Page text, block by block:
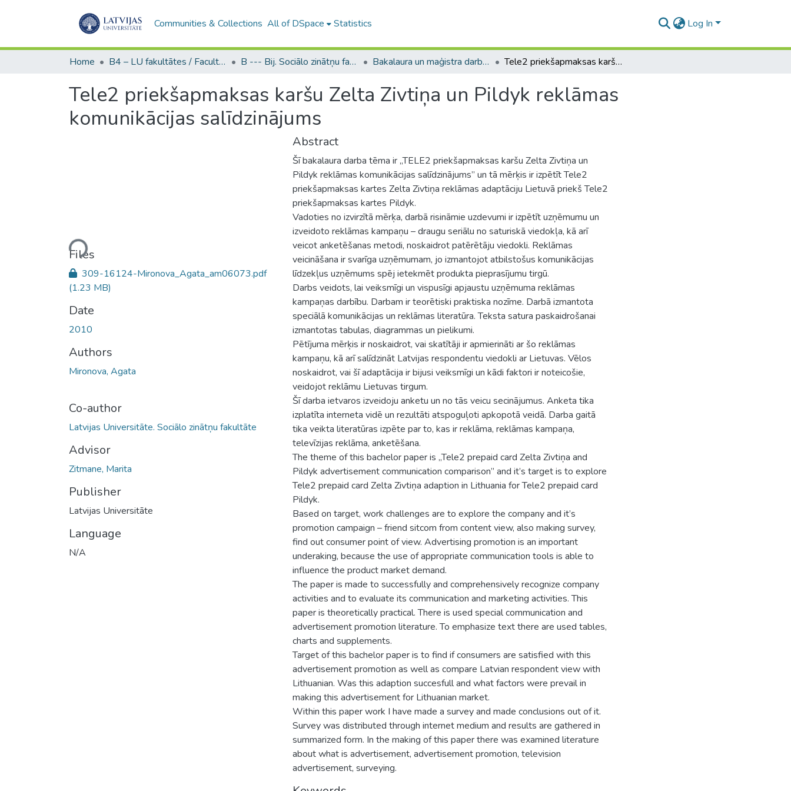
Communities & Collections All of DSpace Statistics Log In
Home B4 – LU fakultātes / Faculties of the UL B --- Bij. Sociālo zinātņu fakultātes noslēguma darbi / Faculty of Social Sciences - Graduate works Bakalaura un maģistra darbi (SZF) / Bachelor's and Master's theses Tele2 priekšapmaksas karšu Zelta Zivtiņa un Pildyk reklāmas komunikācijas salīdzinājums
Tele2 priekšapmaksas karšu Zelta Zivtiņa un Pildyk reklāmas
komunikācijas salīdzinājums
Loading...
Files
309-16124-Mironova_Agata_am06073.pdf
(1.23 MB)
Date
2010
Authors
Mironova, Agata
Co-author
Latvijas Universitāte. Sociālo zinātņu fakultāte
Advisor
Zitmane, Marita
Publisher
Latvijas Universitāte
Language
N/A
Abstract
Šī bakalaura darba tēma ir „TELE2 priekšapmaksas karšu Zelta Zivtiņa un
Pildyk reklāmas komunikācijas salīdzinājums” un tā mērķis ir izpētīt Tele2
priekšapmaksas kartes Zelta Zivtiņa reklāmas adaptāciju Lietuvā priekš Tele2
priekšapmaksas kartes Pildyk.
Vadoties no izvirzītā mērķa, darbā risināmie uzdevumi ir izpētīt uzņēmumu un
izveidoto reklāmas kampaņu – draugu seriālu no saturiskā viedokļa, kā arī
veicot anketēšanas metodi, noskaidrot patērētāju viedokli. Reklāmas
veicināšana ir svarīga uzņēmumam, jo izmantojot atbilstošus komunikācijas
līdzekļus uzņēmums spēj ietekmēt produkta pieprasījumu tirgū.
Darbs veidots, lai veiksmīgi un vispusīgi apjaustu uzņēmuma reklāmas
kampaņas darbību. Darbam ir teorētiski praktiska nozīme. Darbā izmantota
speciālā komunikācijas un reklāmas literatūra. Teksta satura paskaidrošanai
izmantotas tabulas, diagrammas un pielikumi.
Pētījuma mērķis ir noskaidrot, vai skatītāji ir apmierināti ar šo reklāmas
kampaņu, kā arī salīdzināt Latvijas respondentu viedokli ar Lietuvas. Vēlos
noskaidrot, vai šī adaptācija ir bijusi veiksmīgi un kādi faktori ir noteicošie,
veidojot reklāmu Lietuvas tirgum.
Šī darba ietvaros izveidoju anketu un no tās veicu secinājumus. Anketa tika
izplatīta interneta vidē un rezultāti atspoguļoti apkopotā veidā. Darba gaitā
tika veikta literatūras izpēte par to, kas ir reklāma, reklāmas kampaņa,
televīzijas reklāma, anketēšana.
The theme of this bachelor paper is „Tele2 prepaid card Zelta Zivtiņa and
Pildyk advertisement communication comparison” and it’s target is to explore
Tele2 prepaid card Zelta Zivtiņa adaption in Lithuania for Tele2 prepaid card
Pildyk.
Based on target, work challenges are to explore the company and it’s
promotion campaign – friend sitcom from content view, also making survey,
find out consumer point of view. Advertising promotion is an important
underaking, because the use of appropriate communication tools is able to
influence the product market demand.
The paper is made to successfully and comprehensively recognize company
activities and to evaluate its communication and marketing activities. This
paper is theoretically practical. There is used special communication and
advertisement promotion literature. To emphasize text there are used tables,
charts and supplements.
Target of this bachelor paper is to find if consumers are satisfied with this
advertisement promotion as well as compare Latvian respondent view with
Lithuanian. Was this adaption succesfull and what factors were prevail in
making this advertisement for Lithuanian market.
Within this paper work I have made a survey and made conclusions out of it.
Survey was distributed through internet medium and results are gathered in
summarized form. In the making of this paper there was examined literature
about what is advertisement, advertisement promotion, television
advertisement, surveying.